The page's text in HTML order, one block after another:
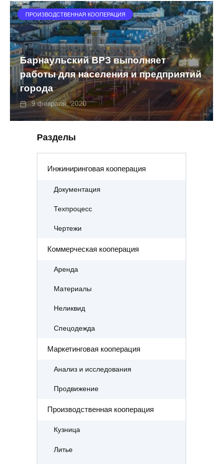
ПРОИЗВОДСТВЕННАЯ КООПЕРАЦИЯ
Барнаульский ВРЗ выполняет
работы для населения и предприятий
города
9 февраля, 2020
Разделы
Инжиниринговая кооперация
Документация
Техпроцесс
Чертежи
Коммерческая кооперация
Аренда
Материалы
Неликвид
Спецодежда
Маркетинговая кооперация
Анализ и исследования
Продвижение
Производственная кооперация
Кузница
Литье